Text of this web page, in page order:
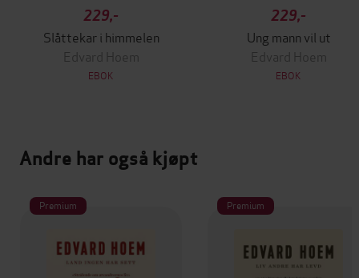
229,-
Slåttekar i himmelen
Edvard Hoem
EBOK
229,-
Ung mann vil ut
Edvard Hoem
EBOK
Andre har også kjøpt
Premium Premium